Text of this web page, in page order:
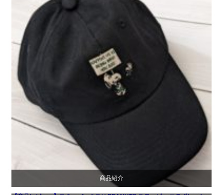
贈り物・プレゼント
商品紹介